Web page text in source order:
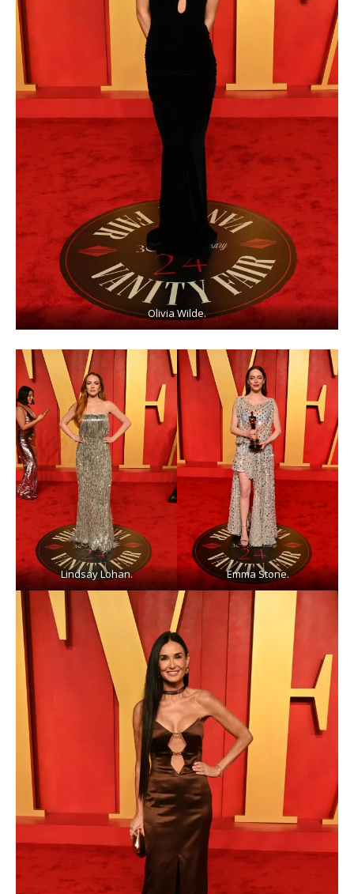
Olivia Wilde.
Lindsay Lohan. Emma Stone.